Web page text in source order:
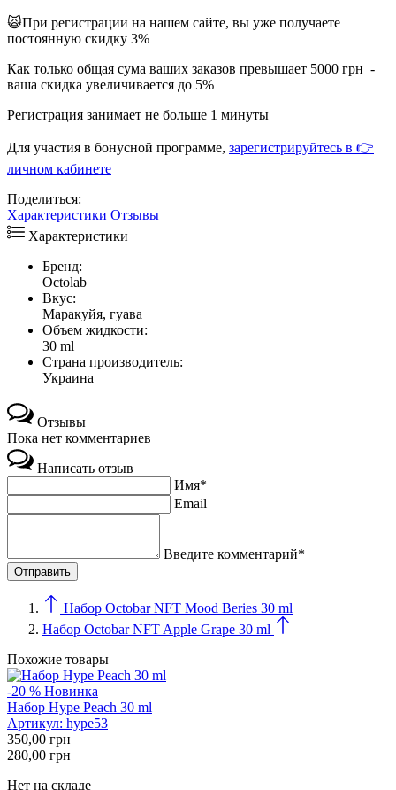
🙀При регистрации на нашем сайте, вы уже получаете
постоянную скидку 3%
Как только общая сума ваших заказов превышает 5000 грн -
ваша скидка увеличивается до 5%
Регистрация занимает не больше 1 минуты
Для участия в бонусной программе, зарегистрируйтесь в 👉
личном кабинете
Поделиться:
Характеристики Отзывы
Характеристики
Бренд:
Octolab
Вкус:
Маракуйя, гуава
Объем жидкости:
30 ml
Страна производитель:
Украина
Отзывы
Пока нет комментариев
Написать отзыв
Имя*
Email
Введите комментарий*
Набор Octobar NFT Mood Beries 30 ml
Набор Octobar NFT Apple Grape 30 ml
Похожие товары
-20 % Новинка
Набор Hype Peach 30 ml
Артикул: hype53
350,00 грн
280,00 грн
Нет на складе